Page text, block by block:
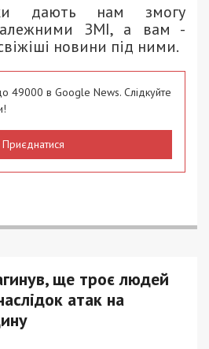
дають нам змогу
ЗМІ, а вам -
новини під ними.
49000 в Google News. Слідкуйте
Приєднатися
ще троє людей
атак на